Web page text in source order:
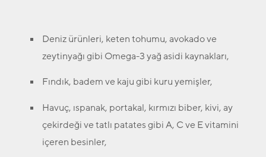
Deniz ürünleri, keten tohumu, avokado ve
zeytinyağı gibi Omega-3 yağ asidi kaynakları,
Fındık, badem ve kaju gibi kuru yemişler,
Havuç, ıspanak, portakal, kırmızı biber, kivi, ay
çekirdeği ve tatlı patates gibi A, C ve E vitamini
içeren besinler,